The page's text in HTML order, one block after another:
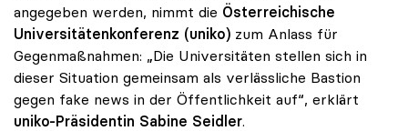
angegeben werden, nimmt die Österreichische
Universitätenkonferenz (uniko) zum Anlass für
Gegenmaßnahmen: „Die Universitäten stellen sich in
dieser Situation gemeinsam als verlässliche Bastion
gegen fake news in der Öffentlichkeit auf“, erklärt
uniko-Präsidentin Sabine Seidler.